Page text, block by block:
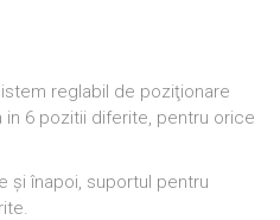
reglabil de poziţionare
6 pozitii diferite, pentru orice
şi înapoi, suportul pentru